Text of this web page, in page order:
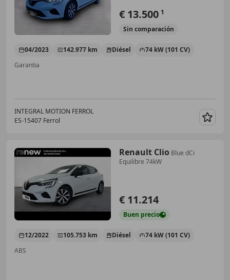
€ 13.500 1
Sin comparación
04/2023 142.977 km Diésel
74 kW (101 CV)
Garantia
INTEGRAL MOTION FERROL
ES-15407 Ferrol
Renault Clio Blue dCi
Equilibre 74kW
€ 11.214
Buen precio
12/2022 105.753 km Diésel
74 kW (101 CV)
ABS